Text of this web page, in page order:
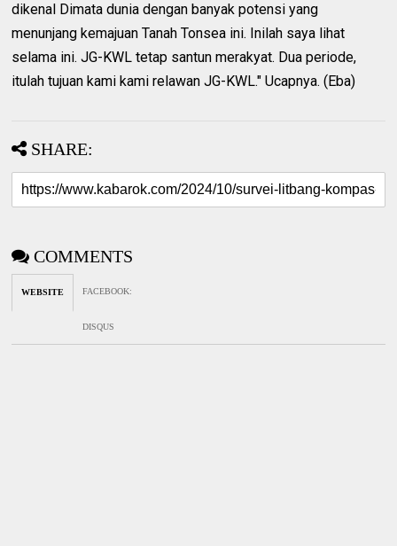
dikenal Dimata dunia dengan banyak potensi yang
menunjang kemajuan Tanah Tonsea ini. Inilah saya lihat
selama ini. JG-KWL tetap santun merakyat. Dua periode,
itulah tujuan kami kami relawan JG-KWL." Ucapnya. (Eba)
SHARE:
COMMENTS
WEBSITE FACEBOOK:
DISQUS